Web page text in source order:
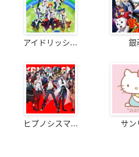
アイドリッシ... 銀
ヒプノシスマ... サン